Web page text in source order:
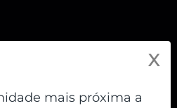
no motorista
X
mais próxima a